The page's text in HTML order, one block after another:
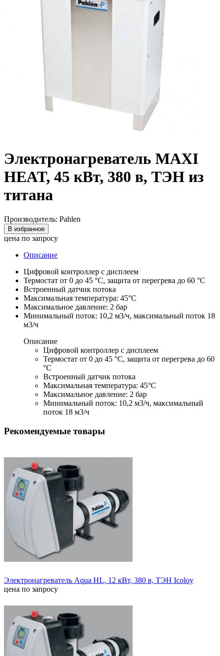
Электронагреватель MAXI
HEAT, 45 кВт, 380 в, ТЭН из
титана
Производитель: Pahlen
В избранное
цена по запросу
Описание
Цифровой контроллер с дисплеем
Термостат от 0 до 45 °С, защита от перегрева до 60 °С
Встроенный датчик потока
Максимальная температура: 45°С
Максимальное давление: 2 бар
Минимальный поток: 10,2 м3/ч, максимальный поток 18
м3/ч
Описание
Цифровой контроллер с дисплеем
Термостат от 0 до 45 °С, защита от перегрева до 60
°С
Встроенный датчик потока
Максимальная температура: 45°С
Максимальное давление: 2 бар
Минимальный поток: 10,2 м3/ч, максимальный
поток 18 м3/ч
Рекомендуемые товары
Электронагреватель Aqua HL, 12 кВт, 380 в, ТЭН Icoloy
цена по запросу